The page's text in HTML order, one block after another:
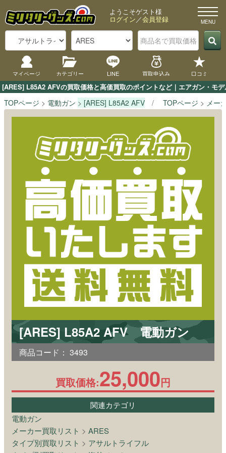
[ARES] L85A2 AFVの買取価格と高価買取のポイントなど｜エアガン・モ
ようこそゲスト様
ログイン／会員登録
マイページ カテゴリー LINE 買取申込み 口コミ
TOPページ 電動ガン [ARES] L85A2 AFV TOPページ メー
[ARES] L85A2 AFV 電動ガン
商品コード： 3493
買取価格:25,000円
関連カテゴリ
電動ガン
メーカー買取リスト > ARES
タイプ別買取リスト > アサルトライフル